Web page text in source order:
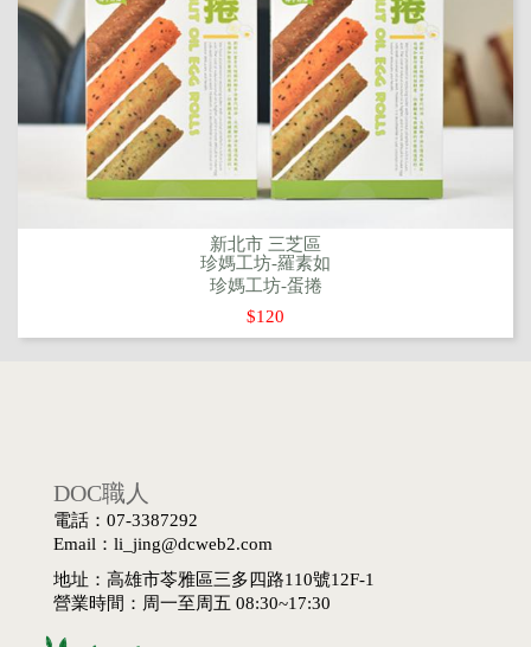
新北市 三芝區
珍媽工坊-羅素如
珍媽工坊-蛋捲
$120
DOC職人
電話：07-3387292
Email：li_jing@dcweb2.com
地址：高雄市苓雅區三多四路110號12F-1
營業時間：周一至周五 08:30~17:30